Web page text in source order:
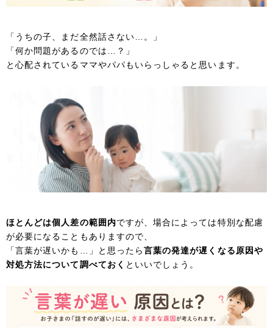
「うちの子、まだ全然話さない…。」
「何か問題があるのでは…？」
と心配されているママやパパもいらっしゃると思います。
ほとんどは個人差の範囲内ですが、場合によっては特別な配慮
が必要になることもありますので、
「言葉が遅いかも…」と思ったら言葉の発達が遅くなる原因や
対処方法について調べておく といいでしょう。